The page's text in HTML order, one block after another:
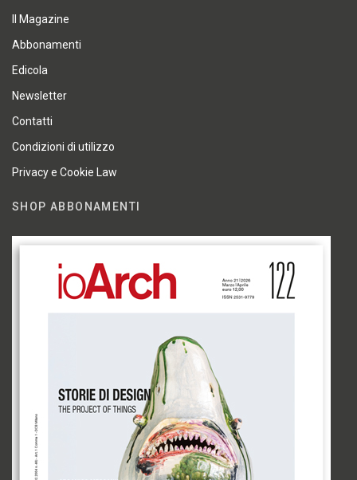
Il Magazine
Abbonamenti
Edicola
Newsletter
Contatti
Condizioni di utilizzo
Privacy e Cookie Law
SHOP ABBONAMENTI